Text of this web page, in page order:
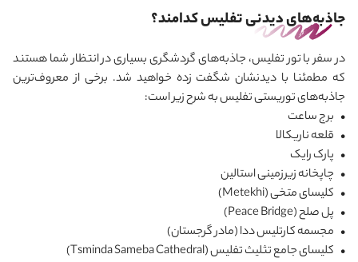
جاذبه‌های دیدنی تفلیس کدامند؟
در سفر با تور تفلیس، جاذبه‌های گردشگری بسیاری در انتظار شما هستند
که مطمئنا با دیدنشان شگفت زده خواهید شد. برخی از معروف‌ترین
جاذبه‌های توریستی تفلیس به شرح زیر است:
• برج ساعت
• قلعه ناریکالا
• پارک رایک
• چاپخانه زیرزمینی استالین
• کلیسای متخی (Metekhi)
• پل صلح (Peace Bridge)
• مجسمه کارتلیس ددا (مادر گرجستان)
• کلیسای جامع تثلیث تفلیس (Tsminda Sameba Cathedral)